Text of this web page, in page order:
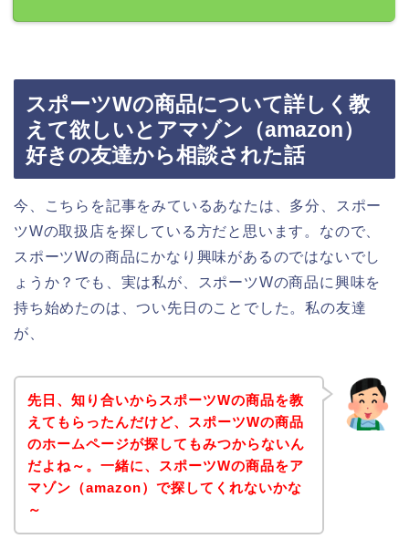
スポーツWの商品について詳しく教
えて欲しいとアマゾン（amazon）
好きの友達から相談された話
今、こちらを記事をみているあなたは、多分、スポー
ツWの取扱店を探している方だと思います。なので、
スポーツWの商品にかなり興味があるのではないでし
ょうか？でも、実は私が、スポーツWの商品に興味を
持ち始めたのは、つい先日のことでした。私の友達
が、
先日、知り合いからスポーツWの商品を教
えてもらったんだけど、スポーツWの商品
のホームページが探してもみつからないん
だよね～。一緒に、スポーツWの商品をア
マゾン（amazon）で探してくれないかな
～